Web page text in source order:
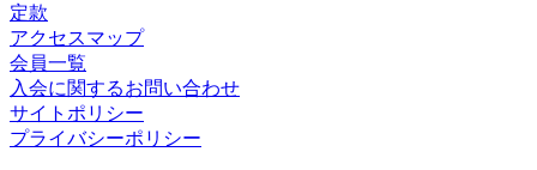
定款
アクセスマップ
会員一覧
入会に関するお問い合わせ
サイトポリシー
プライバシーポリシー